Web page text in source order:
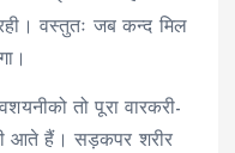
वस्तुतः जब कन्द मिल
तो पूरा वारकरी-
आते हैं। सड़कपर शरीर